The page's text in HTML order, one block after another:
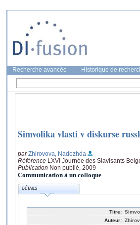
Recherche avancée Historique de
Simvolika vlasti v diskurse
parZhirovova, Nadezhda
Référence LXVI Journée des Slavisants
Publication Non publié, 2009
Communication à un colloque
DÉTAILS
Titre:
Auteur: